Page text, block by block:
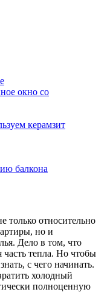
окно со
керамзит
балкона
только относительно
но и
Дело в том, что
часть тепла. Но чтобы
с чего начинать.
холодный
полноценную